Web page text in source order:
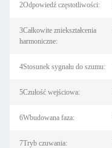
2Odpowiedź częstotliwości:
3Całkowite zniekształcenia
harmoniczne:
4Stosunek sygnału do szumu:
5Czułość wejściowa:
6Wbudowana faza:
7Tryb czuwania: